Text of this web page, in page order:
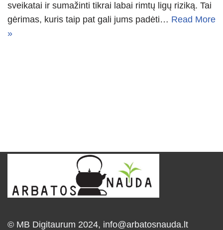
sveikatai ir sumažinti tikrai labai rimtų ligų riziką. Tai
gėrimas, kuris taip pat gali jums padėti… Read More
»
© MB Digitaurum 2024, info@arbatosnauda.lt